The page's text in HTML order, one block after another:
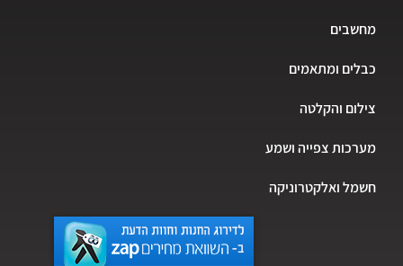
מחשבים
כבלים ומתאמים
צילום והקלטה
מערכות צפייה ושמע
חשמל ואלקטרוניקה